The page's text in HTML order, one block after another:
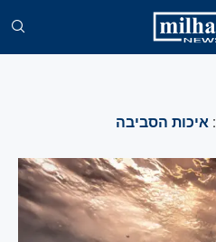
איכות הסביבה